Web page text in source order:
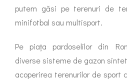
putem găsi pe terenuri de
minifotbal sau multisport.
Pe piața pardoselilor din
diverse sisteme de gazon
acoperirea terenurilor de sport